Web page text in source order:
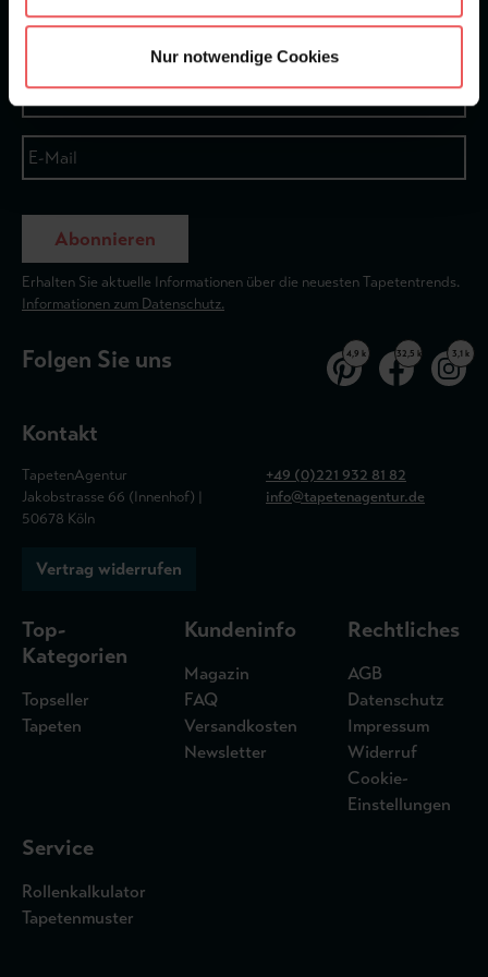
Nur notwendige Cookies
Newsletter
Abonnieren
Erhalten Sie aktuelle Informationen über die neuesten Tapetentrends.
Informationen zum Datenschutz.
Folgen Sie uns 4,9 k 32,5 k 3,1 k
Kontakt
TapetenAgentur
Jakobstrasse 66 (Innenhof) |
50678 Köln
+49 (0)221 932 81 82
info@tapetenagentur.de
Vertrag widerrufen
Top-
Kategorien
Topseller
Tapeten
Kundeninfo
Magazin
FAQ
Versandkosten
Newsletter
Rechtliches
AGB
Datenschutz
Impressum
Widerruf
Cookie-
Einstellungen
Service
Rollenkalkulator
Tapetenmuster